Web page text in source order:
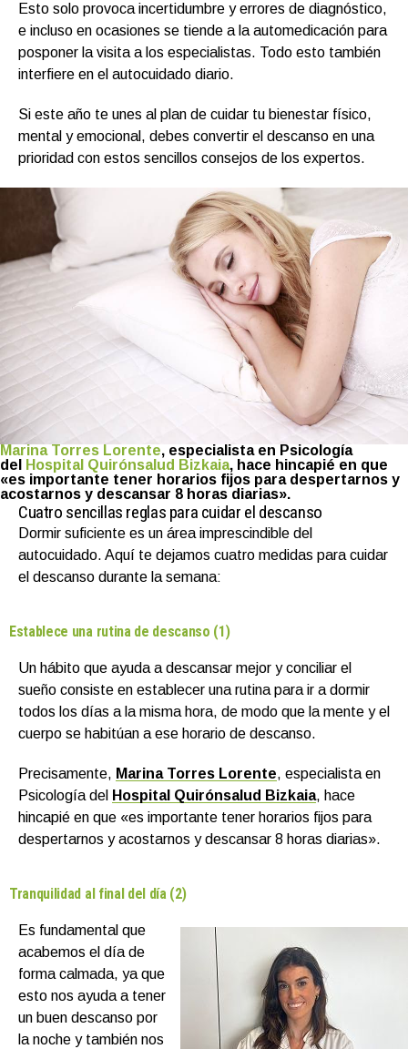
Esto solo provoca incertidumbre y errores de diagnóstico,
e incluso en ocasiones se tiende a la automedicación para
posponer la visita a los especialistas. Todo esto también
interfiere en el autocuidado diario.
Si este año te unes al plan de cuidar tu bienestar físico,
mental y emocional, debes convertir el descanso en una
prioridad con estos sencillos consejos de los expertos.
Marina Torres Lorente, especialista en Psicología
del
Hospital Quirónsalud Bizkaia, hace hincapié en que
«es importante tener horarios fijos para despertarnos y
acostarnos y descansar 8 horas diarias».
Cuatro sencillas reglas para cuidar el descanso
Dormir suficiente es un área imprescindible del
autocuidado. Aquí te dejamos cuatro medidas para cuidar
el descanso durante la semana:
Establece una rutina de descanso (1)
Un hábito que ayuda a descansar mejor y conciliar el
sueño consiste en establecer una rutina para ir a dormir
todos los días a la misma hora, de modo que la mente y el
cuerpo se habitúan a ese horario de descanso.
Precisamente, Marina Torres Lorente, especialista en
Psicología del Hospital Quirónsalud Bizkaia, hace
hincapié en que «es importante tener horarios fijos para
despertarnos y acostarnos y descansar 8 horas diarias».
Tranquilidad al final del día (2)
Es fundamental que
acabemos el día de
forma calmada, ya que
esto nos ayuda a tener
un buen descanso por
la noche y también nos